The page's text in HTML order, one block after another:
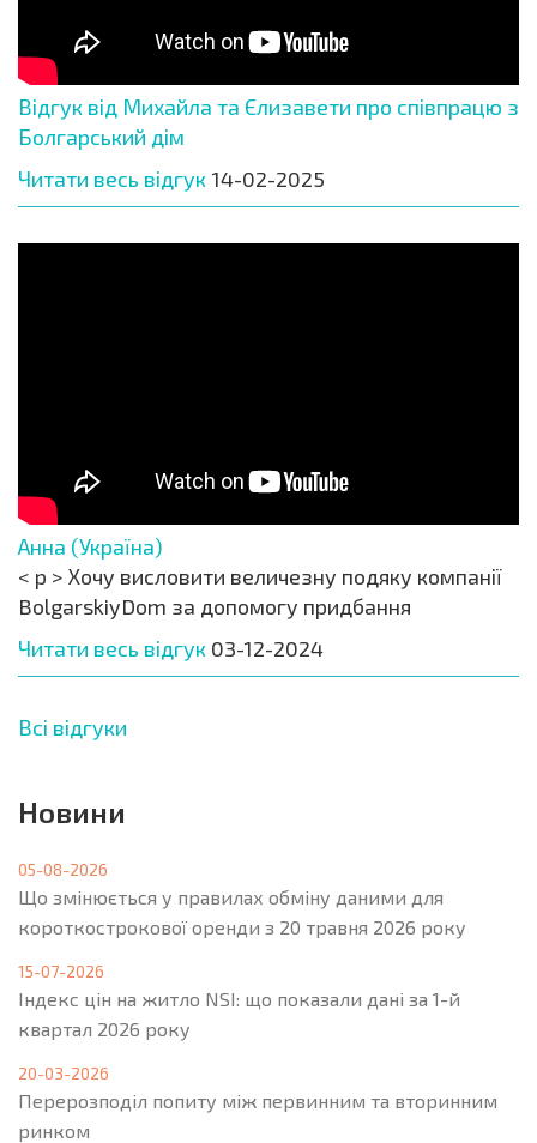
Відгук від Михайла та Єлизавети про співпрацю з
Болгарський дім
Читати весь відгук 14-02-2025
Анна (Україна)
< p > Хочу висловити величезну подяку компанії
BolgarskiyDom за допомогу придбання
Читати весь відгук 03-12-2024
Всі відгуки
Новини
05-08-2026
Що змінюється у правилах обміну даними для
короткострокової оренди з 20 травня 2026 року
15-07-2026
Індекс цін на житло NSI: що показали дані за 1-й
квартал 2026 року
20-03-2026
Перерозподіл попиту між первинним та вторинним
ринком